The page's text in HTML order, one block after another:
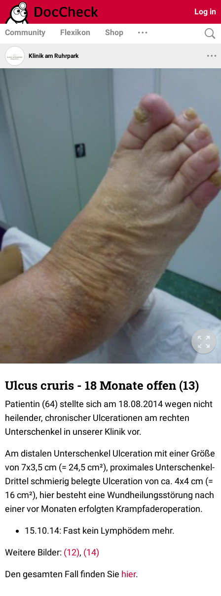
Log in
Community Flexikon Shop
Klinik am Ruhrpark
Ulcus cruris - 18 Monate offen (13)
Patientin (64) stellte sich am 18.08.2014 wegen nicht
heilender, chronischer Ulcerationen am rechten
Unterschenkel in unserer Klinik vor.
Am distalen Unterschenkel Ulceration mit einer Größe
von 7x3,5 cm (= 24,5 cm²), proximales Unterschenkel-
Drittel schmierig belegte Ulceration von ca. 4x4 cm (=
16 cm²), hier besteht eine Wundheilungsstörung nach
einer vor Monaten erfolgten Krampfaderoperation.
15.10.14: Fast kein Lymphödem mehr.
Weitere Bilder: (12), (14)
Den gesamten Fall finden Sie hier.